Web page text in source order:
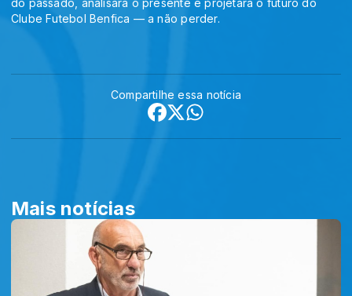
do passado, analisará o presente e projetará o futuro do
Clube Futebol Benfica — a não perder.
Compartilhe essa notícia
Mais notícias